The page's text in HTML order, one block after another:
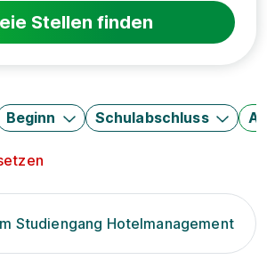
Stellen finden
Beginn Schulabschluss
Studiengang Hotelmanagement